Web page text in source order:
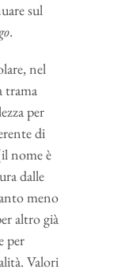
sul
.
nel
trama
per
di
nome è
dalle
meno
altro già
per
Valori